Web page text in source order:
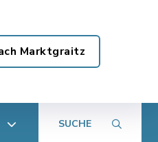
Marktgraitz
SUCHE